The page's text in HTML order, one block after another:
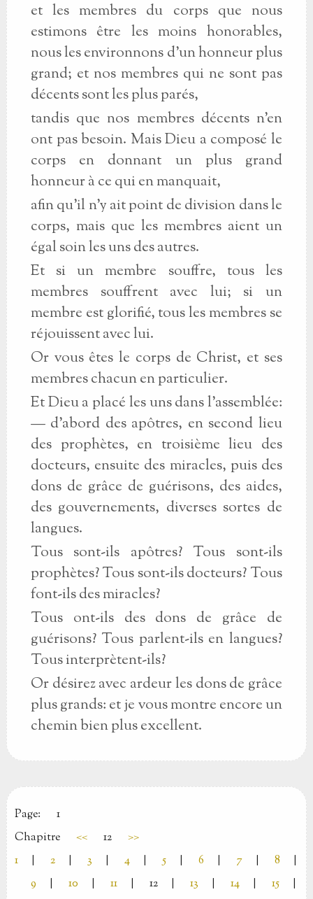
et les membres du corps que nous
estimons être les moins honorables,
nous les environnons d’un honneur plus
grand; et nos membres qui ne sont pas
décents sont les plus parés,
tandis que nos membres décents n’en
ont pas besoin. Mais Dieu a composé le
corps en donnant un plus grand
honneur à ce qui en manquait,
afin qu’il n’y ait point de division dans le
corps, mais que les membres aient un
égal soin les uns des autres.
Et si un membre souffre, tous les
membres souffrent avec lui; si un
membre est glorifié, tous les membres se
réjouissent avec lui.
Or vous êtes le corps de Christ, et ses
membres chacun en particulier.
Et Dieu a placé les uns dans l’assemblée:
— d’abord des apôtres, en second lieu
des prophètes, en troisième lieu des
docteurs, ensuite des miracles, puis des
dons de grâce de guérisons, des aides,
des gouvernements, diverses sortes de
langues.
Tous sont-ils apôtres? Tous sont-ils
prophètes? Tous sont-ils docteurs? Tous
font-ils des miracles?
Tous ont-ils des dons de grâce de
guérisons? Tous parlent-ils en langues?
Tous interprètent-ils?
Or désirez avec ardeur les dons de grâce
plus grands: et je vous montre encore un
chemin bien plus excellent.
Page:
1
Chapitre
<< 12
>>
1
2 3 4 5 6 7 8
9
10 11 12 13 14 15